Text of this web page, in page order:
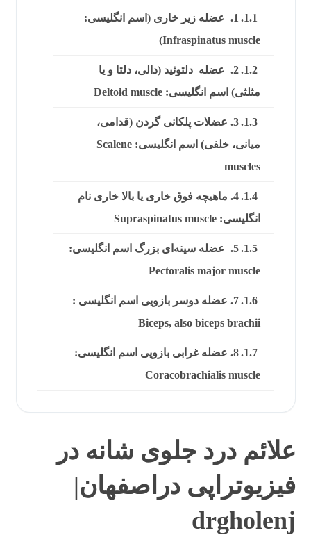
1. عضله زیر خاری (اسم انگلیسی:
Infraspinatus muscle)
2. عضله دلتوئید (دالی، دلتا و یا
مثلثی) اسم انگلیسی: Deltoid muscle
3. عضلات پلکانی گردن (قدامی،
میانی، خلفی) اسم انگلیسی: Scalene
muscles
4. ماهیچه فوق خاری یا بالا خاری نام
انگلیسی: Supraspinatus muscle
5. عضله سینه‌ای بزرگ اسم انگلیسی:
Pectoralis major muscle
7. عضله دوسر بازویی اسم انگلیسی :
Biceps, also biceps brachii
8. عضله غرابی بازویی اسم انگلیسی:
Coracobrachialis muscle
علائم درد جلوی شانه در
فیزیوتراپی دراصفهان|
drgholenj